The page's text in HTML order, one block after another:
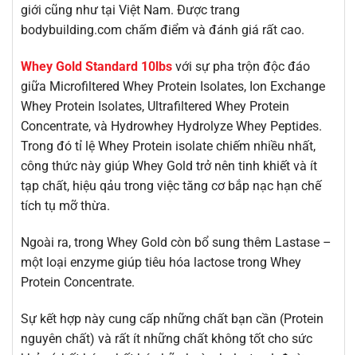
giới cũng như tại Việt Nam. Được trang
bodybuilding.com chấm điểm và đánh giá rất cao.
Whey Gold Standard 10lbs với sự pha trộn độc đáo
giữa Microfiltered Whey Protein Isolates, Ion Exchange
Whey Protein Isolates, Ultrafiltered Whey Protein
Concentrate, và Hydrowhey Hydrolyze Whey Peptides.
Trong đó tỉ lệ Whey Protein isolate chiếm nhiều nhất,
công thức này giúp Whey Gold trở nên tinh khiết và ít
tạp chất, hiệu qảu trong việc tăng cơ bắp nạc hạn chế
tích tụ mỡ thừa.
Ngoài ra, trong Whey Gold còn bổ sung thêm Lastase –
một loại enzyme giúp tiêu hóa lactose trong Whey
Protein Concentrate.
Sự kết hợp này cung cấp những chất bạn cần (Protein
nguyên chất) và rất ít những chất không tốt cho sức